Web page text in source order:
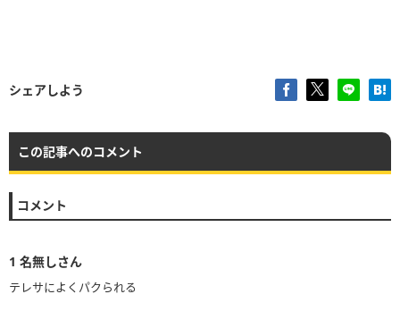
シェアしよう
この記事へのコメント
コメント
1 名無しさん